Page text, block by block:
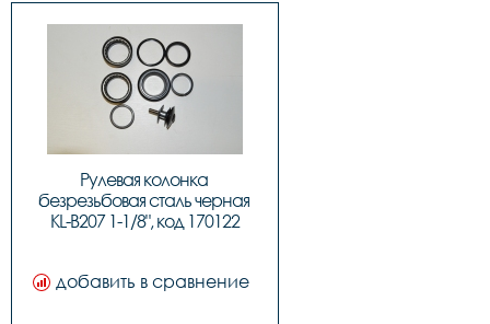
Рулевая колонка
безрезьбовая сталь черная
KL-B207 1-1/8", код 170122
добавить в сравнение